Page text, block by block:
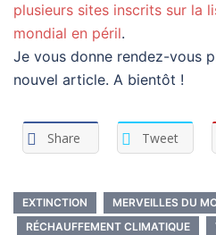
plusieurs sites inscrits sur la
mondial en péril.
Je vous donne rendez-vous
nouvel article. A bientôt !
Share Tweet
EXTINCTION
MERVEILLES DU
RÉCHAUFFEMENT CLIMATIQUE